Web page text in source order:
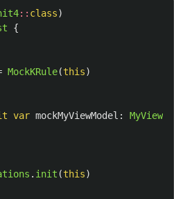
:: class)
{
MockKRule(this)
var mockMyViewModel :
. init (this)